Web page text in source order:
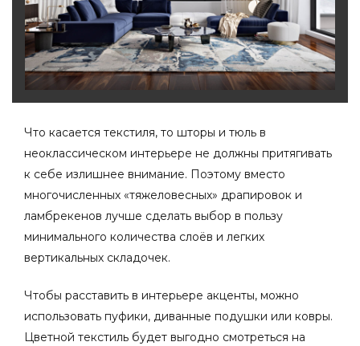
Что касается текстиля, то шторы и тюль в
неоклассическом интерьере не должны притягивать
к себе излишнее внимание. Поэтому вместо
многочисленных «тяжеловесных» драпировок и
ламбрекенов лучше сделать выбор в пользу
минимального количества слоёв и легких
вертикальных складочек.
Чтобы расставить в интерьере акценты, можно
использовать пуфики, диванные подушки или ковры.
Цветной текстиль будет выгодно смотреться на